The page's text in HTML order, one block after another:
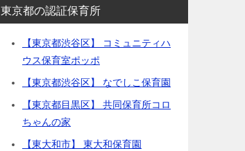
東京都の認証保育所
【東京都渋谷区】 コミュニティハ
ウス保育室ポッポ
【東京都渋谷区】 なでしこ保育園
【東京都目黒区】 共同保育所コロ
ちゃんの家
【東大和市】 東大和保育園